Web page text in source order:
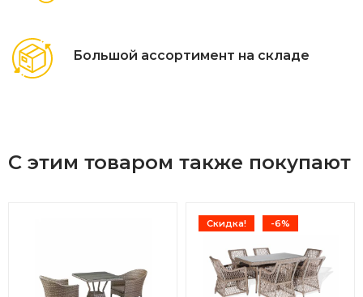
Большой ассортимент на складе
С этим товаром также покупают
Скидка! -6%